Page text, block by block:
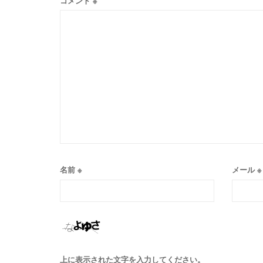
名前 ※ メール※
上に表示された文字を入力してください。